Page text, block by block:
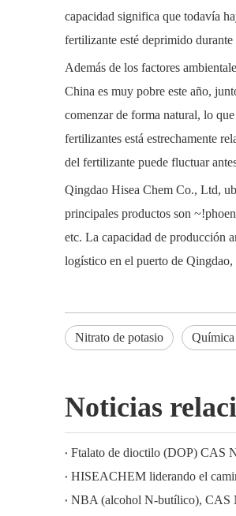
capacidad significa que todavía
fertilizante esté deprimido
Además de los factores
China es muy pobre este año,
comenzar de forma natural, lo
fertilizantes está estrechamente
del fertilizante puede fluctuar
Qingdao Hisea Chem Co., Ltd,
principales productos son
etc. La capacidad de producción
logístico en el puerto de
Nitrato de potasio
Noticias
Ftalato de dioctilo (DOP) CAS
NBA (alcohol N-butílico), CAS